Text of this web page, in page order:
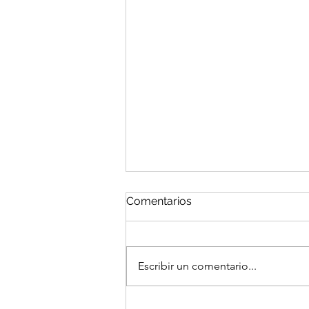
Comentarios
Escribir un comentario...